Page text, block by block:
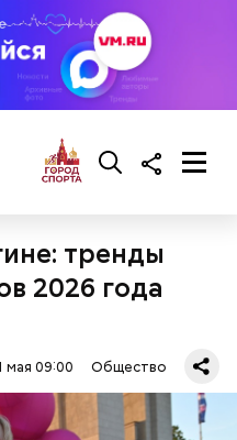
тренды
2026 года
мая 09:00 Общество
такой салат лучше
заправки.